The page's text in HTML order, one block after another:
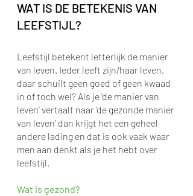
WAT IS DE BETEKENIS VAN
LEEFSTIJL?
Leefstijl betekent letterlijk de manier
van leven. Ieder leeft zijn/haar leven,
daar schuilt geen goed of geen kwaad
in of toch wel? Als je ‘de manier van
leven’ vertaalt naar ‘de gezonde manier
van leven’ dan krijgt het een geheel
andere lading en dat is ook vaak waar
men aan denkt als je het hebt over
leefstijl.
Wat is gezond?